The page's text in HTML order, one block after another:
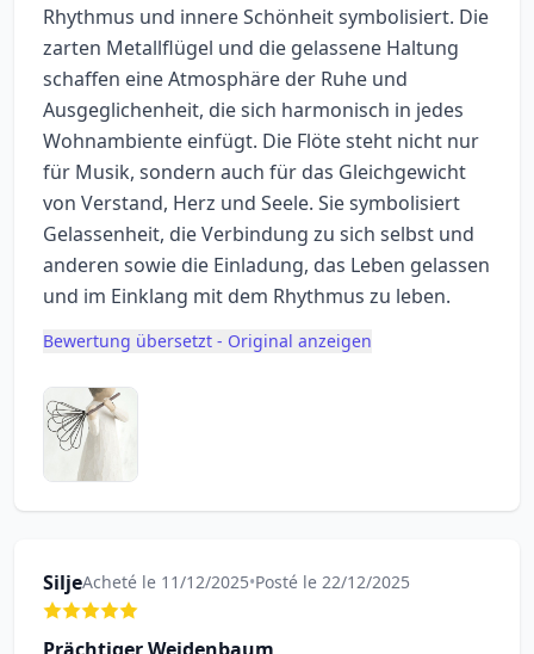
Rhythmus und innere Schönheit symbolisiert. Die
zarten Metallflügel und die gelassene Haltung
schaffen eine Atmosphäre der Ruhe und
Ausgeglichenheit, die sich harmonisch in jedes
Wohnambiente einfügt. Die Flöte steht nicht nur
für Musik, sondern auch für das Gleichgewicht
von Verstand, Herz und Seele. Sie symbolisiert
Gelassenheit, die Verbindung zu sich selbst und
anderen sowie die Einladung, das Leben gelassen
und im Einklang mit dem Rhythmus zu leben.
Bewertung übersetzt - Original anzeigen
SiljeAcheté le 11/12/2025•Posté le 22/12/2025